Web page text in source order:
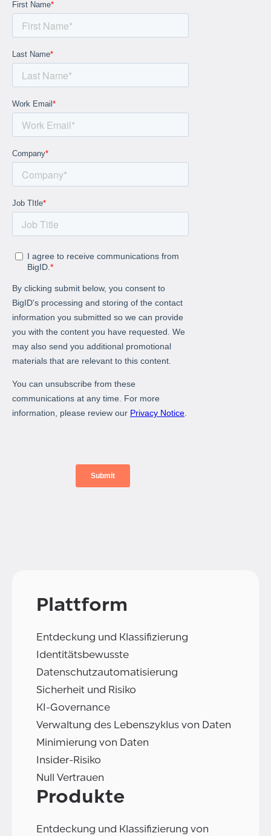
Plattform
Entdeckung und Klassifizierung
Identitätsbewusste
Datenschutzautomatisierung
Sicherheit und Risiko
KI-Governance
Verwaltung des Lebenszyklus von Daten
Minimierung von Daten
Insider-Risiko
Null Vertrauen
Produkte
Entdeckung und Klassifizierung von